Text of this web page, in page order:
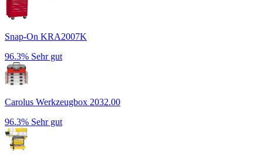
Snap-On KRA2007K
96.3% Sehr gut
Carolus Werkzeugbox 2032.00
96.3% Sehr gut